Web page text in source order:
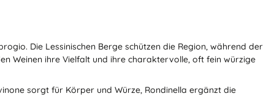
Die Lessinischen Berge schützen die Region, während der
Weinen ihre Vielfalt und ihre charaktervolle, oft fein würzige
sorgt für Körper und Würze, Rondinella ergänzt die